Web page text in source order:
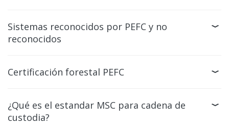
Sistemas reconocidos por PEFC y no
reconocidos
Certificación forestal PEFC
¿Qué es el estandar MSC para cadena de
custodia?